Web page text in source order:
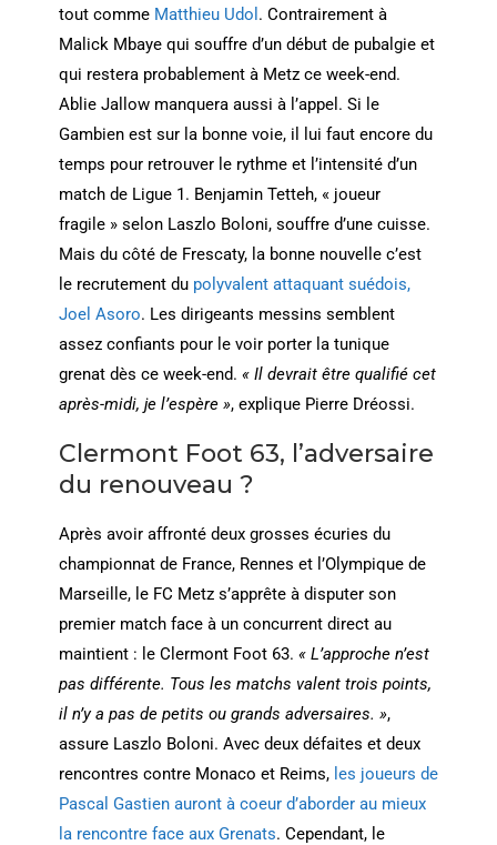
tout comme Matthieu Udol . Contrairement à
Malick Mbaye qui souffre d’un début de pubalgie et
qui restera probablement à Metz ce week-end.
Ablie Jallow manquera aussi à l’appel. Si le
Gambien est sur la bonne voie, il lui faut encore du
temps pour retrouver le rythme et l’intensité d’un
match de Ligue 1. Benjamin Tetteh, « joueur
fragile » selon Laszlo Boloni, souffre d’une cuisse.
Mais du côté de Frescaty, la bonne nouvelle c’est
le recrutement du polyvalent attaquant suédois,
Joel Asoro. Les dirigeants messins semblent
assez confiants pour le voir porter la tunique
grenat dès ce week-end. « Il devrait être qualifié cet
après-midi, je l’espère », explique Pierre Dréossi.
Clermont Foot 63, l’adversaire
du renouveau ?
Après avoir affronté deux grosses écuries du
championnat de France, Rennes et l’Olympique de
Marseille, le FC Metz s’apprête à disputer son
premier match face à un concurrent direct au
maintient : le Clermont Foot 63. « L’approche n’est
pas différente. Tous les matchs valent trois points,
il n’y a pas de petits ou grands adversaires. »,
assure Laszlo Boloni. Avec deux défaites et deux
rencontres contre Monaco et Reims, les joueurs de
Pascal Gastien auront à coeur d’aborder au mieux
la rencontre face aux Grenats. Cependant, le